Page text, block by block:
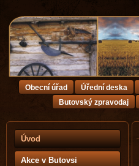
Úvod
Akce v Butovsi
Obecní úřad Úřední deska
Butovský zpravodaj